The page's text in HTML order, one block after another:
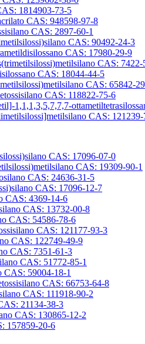
1814903-73-5
CAS: 948598-97-8
CAS: 2897-60-1
CAS: 90492-24-3
CAS: 17980-29-9
CAS: 7422-
CAS: 18044-44-5
CAS: 65842-
CAS: 118822-75-6
1,1,1,3,5,7,7,7-
CAS: 121239-
CAS: 17096-07-0
CAS: 19309-90-1
CAS: 24636-31-5
CAS: 17096-12-7
CAS: 4369-14-6
CAS: 13732-00-8
CAS: 54586-78-6
CAS: 121177-93-3
CAS: 122749-49-9
CAS: 7351-61-3
CAS: 51772-85-1
CAS: 59004-18-1
CAS: 66753-64-8
CAS: 111918-90-2
21134-38-3
CAS: 130865-12-2
157859-20-6